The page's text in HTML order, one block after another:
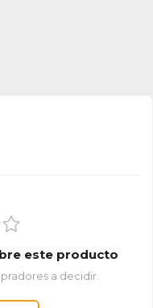
este producto
a decidir.